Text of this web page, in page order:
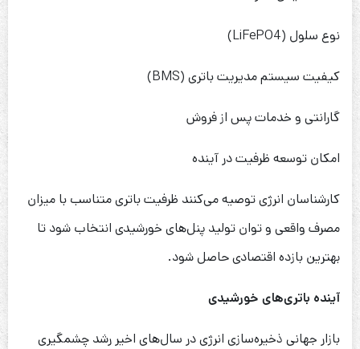
نوع سلول (LiFePO4)
کیفیت سیستم مدیریت باتری (BMS)
گارانتی و خدمات پس از فروش
امکان توسعه ظرفیت در آینده
کارشناسان انرژی توصیه می‌کنند ظرفیت باتری متناسب با میزان
مصرف واقعی و توان تولید پنل‌های خورشیدی انتخاب شود تا
بهترین بازده اقتصادی حاصل شود.
آینده باتری‌های خورشیدی
بازار جهانی ذخیره‌سازی انرژی در سال‌های اخیر رشد چشمگیری